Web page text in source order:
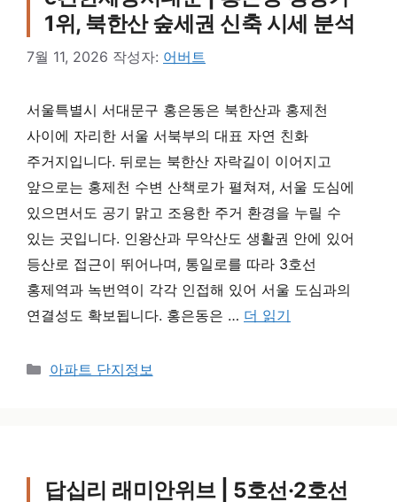
1위, 북한산 숲세권 신축 시세 분석
7월 11, 2026 작성자: 어버트
서울특별시 서대문구 홍은동은 북한산과 홍제천
사이에 자리한 서울 서북부의 대표 자연 친화
주거지입니다. 뒤로는 북한산 자락길이 이어지고
앞으로는 홍제천 수변 산책로가 펼쳐져, 서울 도심에
있으면서도 공기 맑고 조용한 주거 환경을 누릴 수
있는 곳입니다. 인왕산과 무악산도 생활권 안에 있어
등산로 접근이 뛰어나며, 통일로를 따라 3호선
홍제역과 녹번역이 각각 인접해 있어 서울 도심과의
연결성도 확보됩니다. 홍은동은 … 더 읽기
카테고리
아파트 단지정보
답십리 래미안위브 | 5호선·2호선